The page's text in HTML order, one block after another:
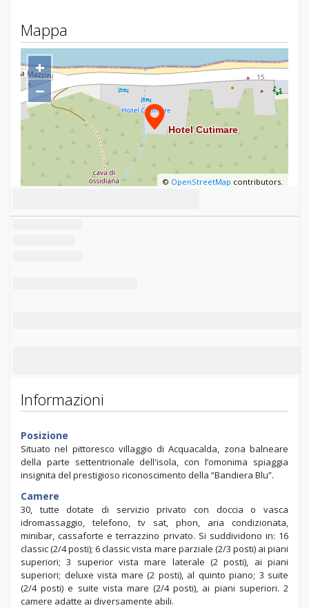
Mappa
+
−
© OpenStreetMap contributors.
Informazioni
Posizione
Situato nel pittoresco villaggio di Acquacalda, zona balneare
della parte settentrionale dell'isola, con l’omonima spiaggia
insignita del prestigioso riconoscimento della “Bandiera Blu”.
Camere
30, tutte dotate di servizio privato con doccia o vasca
idromassaggio, telefono, tv sat, phon, aria condizionata,
minibar, cassaforte e terrazzino privato. Si suddividono in: 16
classic (2/4 posti); 6 classic vista mare parziale (2/3 posti) ai piani
superiori; 3 superior vista mare laterale (2 posti), ai piani
superiori; deluxe vista mare (2 posti), al quinto piano; 3 suite
(2/4 posti) e suite vista mare (2/4 posti), ai piani superiori. 2
camere adatte ai diversamente abili.